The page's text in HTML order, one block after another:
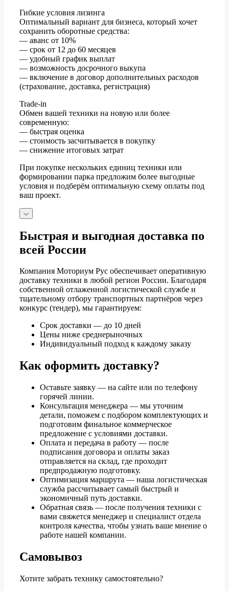
Гибкие условия лизинга
Оптимальный вариант для бизнеса, который хочет
сохранить оборотные средства:
— аванс от 10%
— срок от 12 до 60 месяцев
— удобный график выплат
— возможность досрочного выкупа
— включение в договор дополнительных расходов
(страхование, доставка, регистрация)
Trade-in
Обмен вашей техники на новую или более
современную:
— быстрая оценка
— стоимость засчитывается в покупку
— снижение итоговых затрат
При покупке нескольких единиц техники или
формировании парка предложим более выгодные
условия и подберём оптимальную схему оплаты под
ваш проект.
Быстрая и выгодная доставка по
всей России
Компания Моториум Рус обеспечивает оперативную
доставку техники в любой регион России. Благодаря
собственной отлаженной логистической службе и
тщательному отбору транспортных партнёров через
конкурс (тендер), мы гарантируем:
Срок доставки — до 10 дней
Цены ниже среднерыночных
Индивидуальный подход к каждому заказу
Как оформить доставку?
Оставьте заявку — на сайте или по телефону
горячей линии.
Консультация менеджера — мы уточним
детали, поможем с подбором комплектующих и
подготовим финальное коммерческое
предложение с условиями доставки.
Оплата и передача в работу — после
подписания договора и оплаты заказ
отправляется на склад, где проходит
предпродажную подготовку.
Оптимизация маршрута — наша логистическая
служба рассчитывает самый быстрый и
экономичный путь доставки.
Обратная связь — после получения техники с
вами свяжется менеджер и специалист отдела
контроля качества, чтобы узнать ваше мнение о
работе нашей компании.
Самовывоз
Хотите забрать технику самостоятельно?